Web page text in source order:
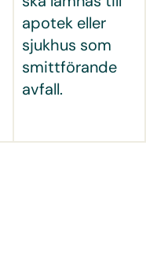
apotek eller
sjukhus som
smittförande
avfall.